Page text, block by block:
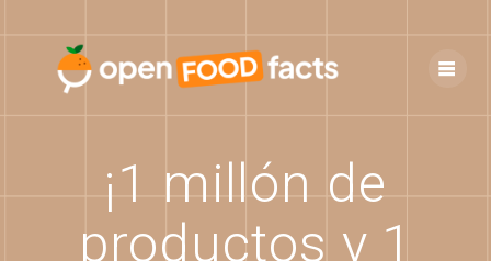
content
¡1 millón de
productos y 1